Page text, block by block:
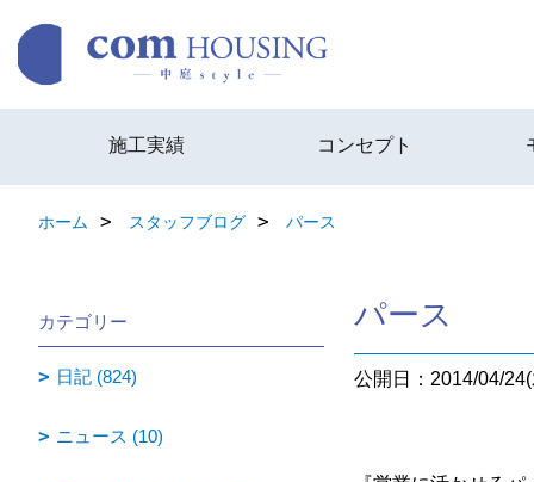
施工実績 コンセプト
ホーム スタッフブログ パース
パース
公開日：2014/04/
カテゴリー
日記 (824)
ニュース (10)